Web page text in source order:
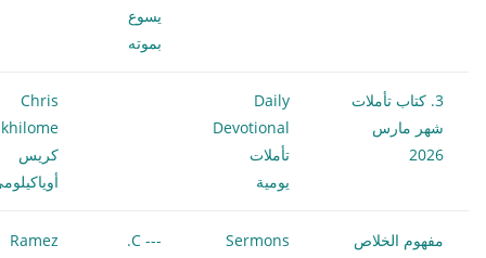
يسوع
بموته
3. كتاب تأملات
شهر مارس
2026
Daily
Devotional
تأملات
يومية
Chris
كريس
مفهوم الخلاص
Sermons
--- C.
Ramez